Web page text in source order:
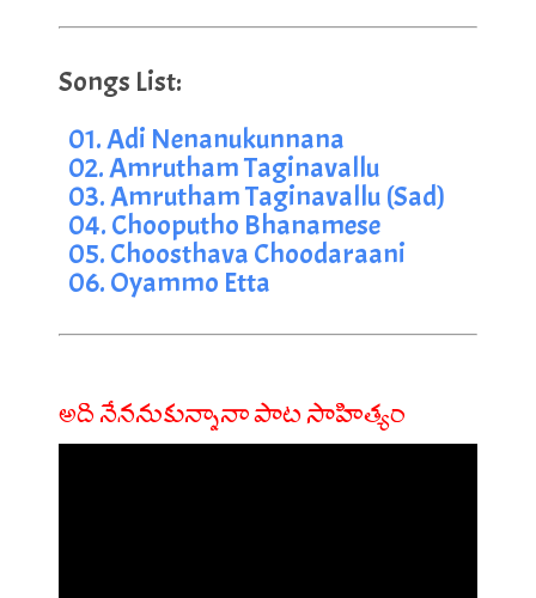
01. Adi Nenanukunnana
02. Amrutham Taginavallu
03. Amrutham Taginavallu (Sad)
04. Chooputho Bhanamese
05. Choosthava Choodaraani
06. Oyammo Etta
అది నేననుకున్నానా పాట సాహిత్యం